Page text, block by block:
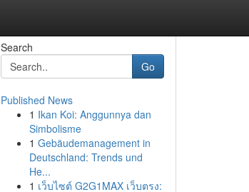
Search
Go
Published News
1 Ikan Koi: Anggunnya dan
Simbolisme
1 Gebäudemanagement in
Deutschland: Trends und
He...
1 เว็บไซต์ G2G1MAX เว็บตรง: